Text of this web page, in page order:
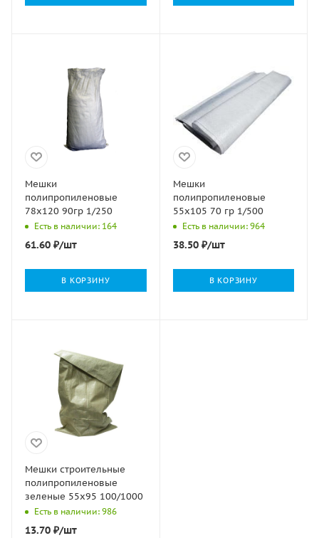
Мешки
полипропиленовые
78х120 90гр 1/250
Есть в наличии: 164
61.60 ₽/шт
В КОРЗИНУ
Мешки
полипропиленовые
55х105 70 гр 1/500
Есть в наличии: 964
38.50₽/шт
В КОРЗИНУ
Мешки строительные
полипропиленовые
зеленые 55х95 100/1000
Есть в наличии: 986
13.70 ₽/шт